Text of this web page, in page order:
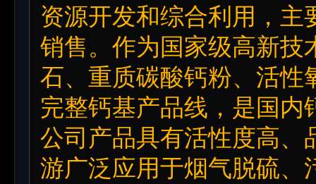
资源开发和综合利用，
销售。作为国家级高新技
石、重质碳酸钙粉、活性
完整钙基产品线，是国
公司产品具有活性度高、
游广泛应用于烟气脱硫、